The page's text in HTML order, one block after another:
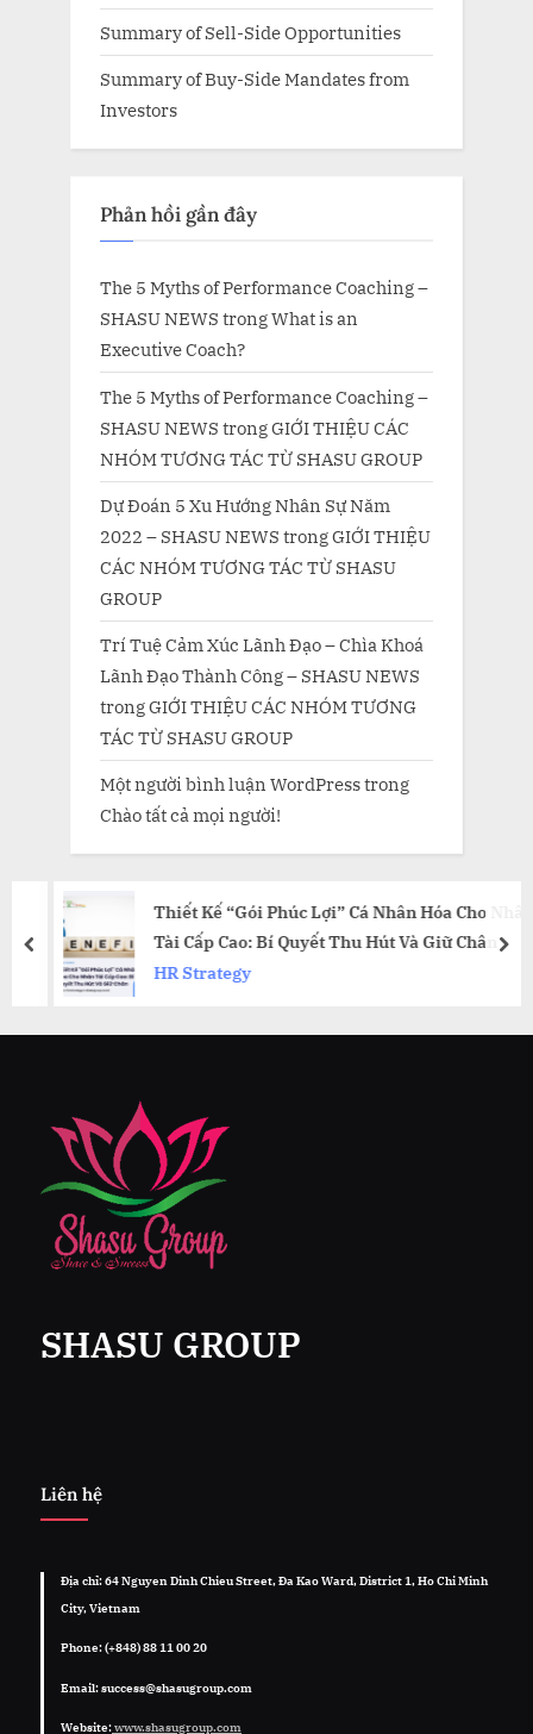
Summary of Sell-Side Opportunities
Summary of Buy-Side Mandates from
Investors
Phản hồi gần đây
The 5 Myths of Performance Coaching –
SHASU NEWS trongWhat is an
Executive Coach?
The 5 Myths of Performance Coaching –
SHASU NEWS trongGIỚI THIỆU CÁC
NHÓM TƯƠNG TÁC TỪ SHASU GROUP
Dự Đoán 5 Xu Hướng Nhân Sự Năm
2022 – SHASU NEWS trongGIỚI THIỆU
CÁC NHÓM TƯƠNG TÁC TỪ SHASU
GROUP
Trí Tuệ Cảm Xúc Lãnh Đạo – Chìa Khoá
Lãnh Đạo Thành Công – SHASU NEWS
trongGIỚI THIỆU CÁC NHÓM TƯƠNG
TÁC TỪ SHASU GROUP
Một người bình luận WordPresstrong
Chào tất cả mọi người!
Thiết Kế “Gói Phúc Lợi” Cá Nhân Hóa Cho Nhân
Tài Cấp Cao: Bí Quyết Thu Hút Và Giữ Chân
HR Strategy
prev
SHASU GROUP
Liên hệ
Địa chỉ: 64 Nguyen Dinh Chieu Street, Đa Kao Ward, District 1, Ho Chi Minh
City, Vietnam
Phone: (+848) 88 11 00 20
Email: success@shasugroup.com
Website:www.shasugroup.com